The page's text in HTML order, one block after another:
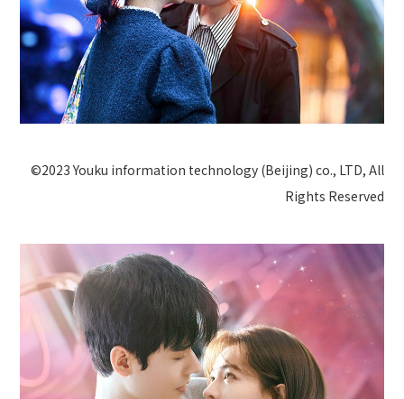
©2023 Youku information technology (Beijing) co., LTD, All
Rights Reserved